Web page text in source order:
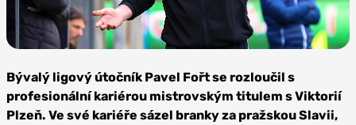
Viktoria Plzeň
Bývalý ligový útočník Pavel Fořt se rozloučil s
profesionální kariérou mistrovským titulem s Viktorií
Plzeň. Ve své kariéře sázel branky za pražskou Slavii,